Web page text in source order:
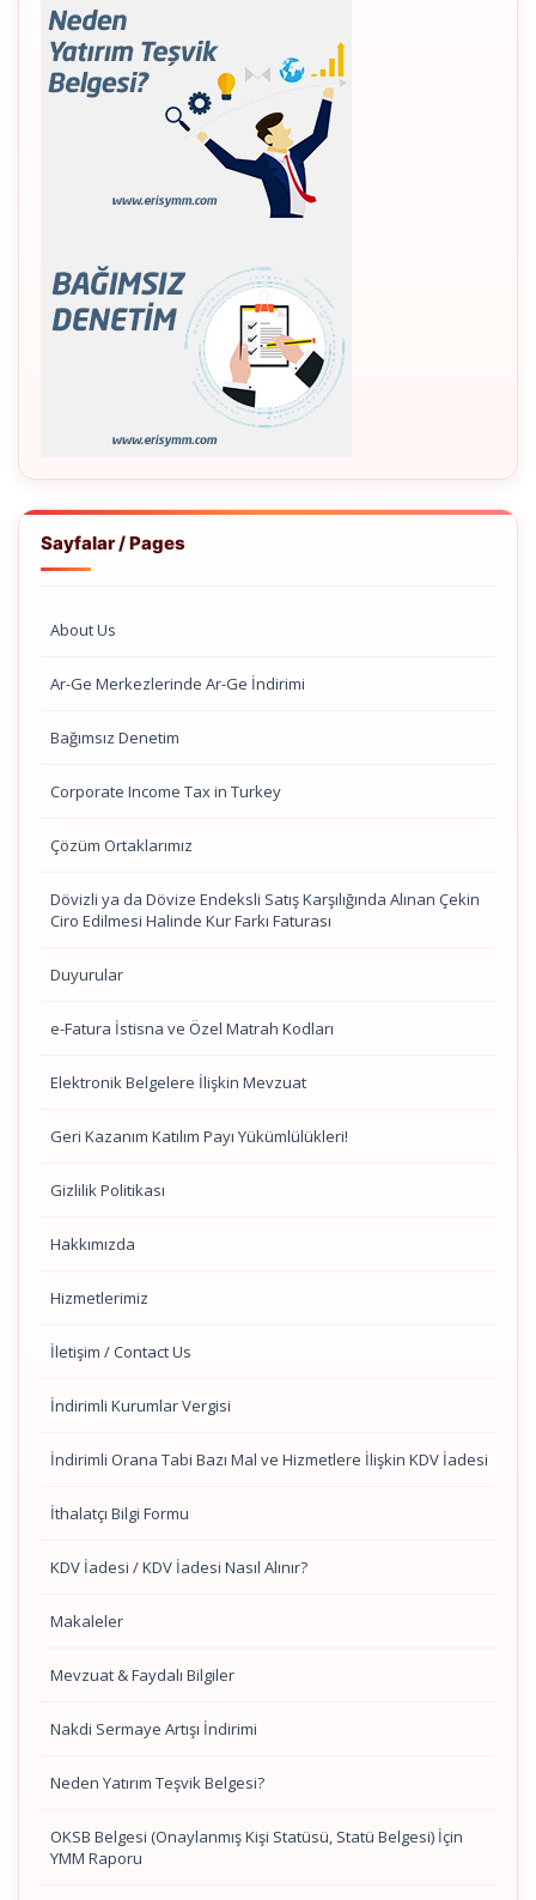
Sayfalar / Pages
About Us
Ar-Ge Merkezlerinde Ar-Ge İndirimi
Bağımsız Denetim
Corporate Income Tax in Turkey
Çözüm Ortaklarımız
Dövizli ya da Dövize Endeksli Satış Karşılığında Alınan Çekin
Ciro Edilmesi Halinde Kur Farkı Faturası
Duyurular
e-Fatura İstisna ve Özel Matrah Kodları
Elektronik Belgelere İlişkin Mevzuat
Geri Kazanım Katılım Payı Yükümlülükleri!
Gizlilik Politikası
Hakkımızda
Hizmetlerimiz
İletişim / Contact Us
İndirimli Kurumlar Vergisi
İndirimli Orana Tabi Bazı Mal ve Hizmetlere İlişkin KDV İadesi
İthalatçı Bilgi Formu
KDV İadesi / KDV İadesi Nasıl Alınır?
Makaleler
Mevzuat & Faydalı Bilgiler
Nakdi Sermaye Artışı İndirimi
Neden Yatırım Teşvik Belgesi?
OKSB Belgesi (Onaylanmış Kişi Statüsü, Statü Belgesi) İçin
YMM Raporu